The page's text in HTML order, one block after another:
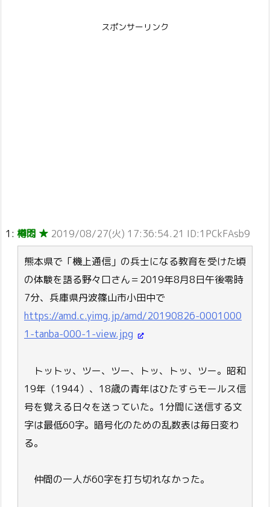
スポンサーリンク
1: 樽悶 ★ 2019/08/27(火) 17:36:54.21 ID:1PCkFAsb9
熊本県で「機上通信」の兵士になる教育を受けた頃
の体験を語る野々口さん＝2019年8月8日午後零時
7分、兵庫県丹波篠山市小田中で
https://amd.c.yimg.jp/amd/20190826-0001000
1-tanba-000-1-view.jpg
トットッ、ツー、ツー、トッ、トッ、ツー。昭和
19年（1944）、18歳の青年はひたすらモールス信
号を覚える日々を送っていた。1分間に送信する文
字は最低60字。暗号化のための乱数表は毎日変わ
る。
仲間の一人が60字を打ち切れなかった。